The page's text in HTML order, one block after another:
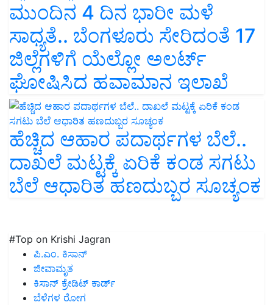
ಮುಂದಿನ 4 ದಿನ ಭಾರೀ ಮಳೆ
ಸಾಧ್ಯತೆ.. ಬೆಂಗಳೂರು ಸೇರಿದಂತೆ 17
ಜಿಲ್ಲೆಗಳಿಗೆ ಯೆಲ್ಲೋ ಅಲರ್ಟ್‌
ಘೋಷಿಸಿದ ಹವಾಮಾನ ಇಲಾಖೆ
ಹೆಚ್ಚಿದ ಆಹಾರ ಪದಾರ್ಥಗಳ ಬೆಲೆ..
ದಾಖಲೆ ಮಟ್ಟಕ್ಕೆ ಏರಿಕೆ ಕಂಡ ಸಗಟು
ಬೆಲೆ ಆಧಾರಿತ ಹಣದುಬ್ಬರ ಸೂಚ್ಯಂಕ
#Top on Krishi Jagran
ಪಿ.ಎಂ. ಕಿಸಾನ್
ಜೀವಾಮೃತ
ಕಿಸಾನ್ ಕ್ರೇಡಿಟ್ ಕಾರ್ಡ್
ಬೆಳೆಗಳ ರೋಗ